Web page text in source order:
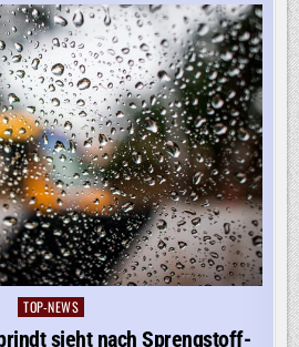
Posted
in
TOP-NEWS
sieht nach Sprengstoff-